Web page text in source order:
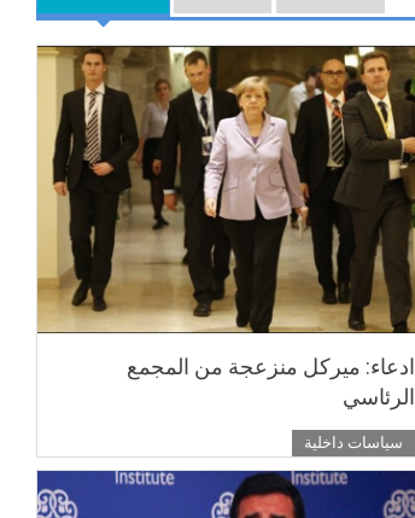
ادعاء: ميركل منزعجة من المجمع
الرئاسي
سياسات داخلية